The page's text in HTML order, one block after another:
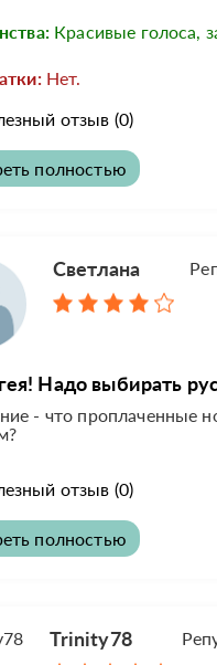
Красивые голоса,
Нет.
отзыв (0)
полностью
Светлана
Надо выбирать
- что проплаченные
отзыв (0)
полностью
Trinity78